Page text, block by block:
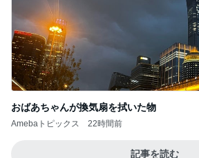
おばあちゃんが換気扇を拭いた物
Amebaトピックス
記事を読む
Amebaトピックス 1日前